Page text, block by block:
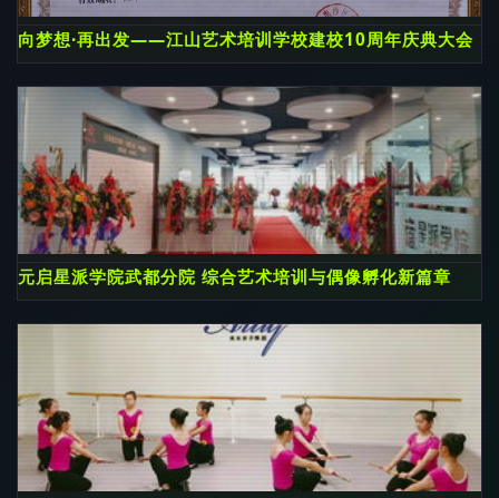
向梦想·再出发——江山艺术培训学校建校10周年庆典大会【
元启星派学院武都分院 综合艺术培训与偶像孵化新篇章